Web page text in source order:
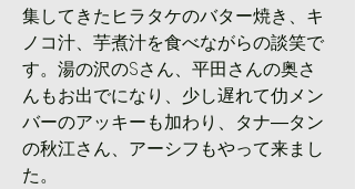
集してきたヒラタケのバター焼き、キ
ノコ汁、芋煮汁を食べながらの談笑で
す。湯の沢のSさん、平田さんの奥さ
んもお出でになり、少し遅れて仂メン
バーのアッキーも加わり、タナ―タン
の秋江さん、アーシフもやって来まし
た。